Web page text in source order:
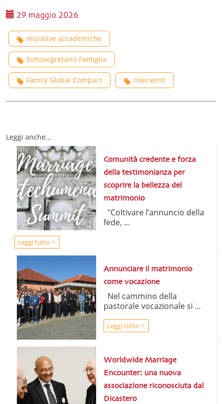
29 maggio 2026
Iniziative accademiche
Sottosegretario Famiglia
Family Global Compact Interventi
Leggi anche...
Comunità credente e forza
della testimonianza per
scoprire la bellezza del
matrimonio
"Coltivare l’annuncio della
fede, ...
Leggi tutto >
Annunciare il matrimonio
come vocazione
Nel cammino della
pastorale vocazionale si ...
Leggi tutto >
Worldwide Marriage
Encounter: una nuova
associazione riconosciuta dal
Dicastero